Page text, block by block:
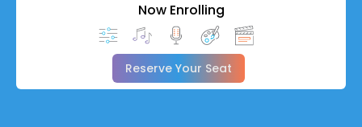
Now Enrolling
Reserve Your Seat